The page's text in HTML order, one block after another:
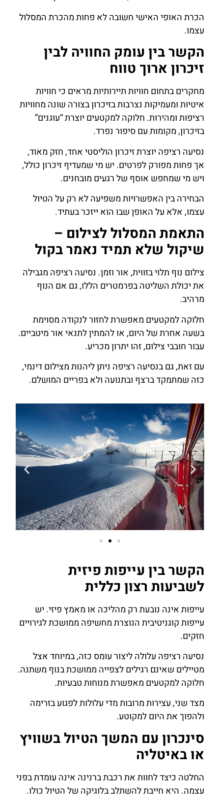
הכרת האופי האישי חשובה לא פחות מהכרת המסלול
עצמו.
הקשר בין עומק החוויה לבין
זיכרון ארוך טווח
מחקרים בתחום חוויות תיירותיות מראים כי חוויות
איטיות ומעמיקות נצרבות בזיכרון בצורה שונה מחוויות
רציפות ומהירות. חלוקה למקטעים יוצרת “עוגנים”
בזיכרון, מקומות עם סיפור נפרד.
נסיעה רציפה יוצרת זיכרון הוליסטי אחד, חזק מאוד,
אך פחות מפורק לפרטים. יש מי שמעדיף זיכרון כולל,
ויש מי שמחפש אוסף של רגעים מובחנים.
הבחירה בין האפשרויות משפיעה לא רק על הטיול
עצמו, אלא על האופן שבו הוא ייזכר בעתיד.
התאמת המסלול לצילום –
שיקול שלא תמיד נאמר בקול
צילום נוף תלוי בזווית, אור וזמן. נסיעה רציפה מגבילה
את יכולת השליטה בפרמטרים הללו, גם אם הנוף
מרהיב.
חלוקה למקטעים מאפשרת לחזור לנקודה מסוימת
בשעה אחרת של היום, או להמתין לתנאי אור מיטביים.
עבור חובבי צילום, זהו יתרון מכריע.
עם זאת, גם בנסיעה רציפה ניתן ליהנות מצילום דינמי,
כזה שמתמקד ברצף ובתנועה ולא בפריים המושלם.
הקשר בין עייפות פיזית
לשביעות רצון כללית
עייפות אינה נובעת רק מהליכה או מאמץ פיזי. יש
עייפות קוגניטיבית הנוצרת מחשיפה ממושכת לגירויים
חזקים.
נסיעה רציפה עלולה ליצור עומס כזה, במיוחד אצל
מטיילים שאינם רגילים לצפייה ממושכת בנוף משתנה.
חלוקה למקטעים מאפשרת מנוחות טבעיות.
מצד שני, עצירות מרובות מדי עלולות לפגוע בזרימה
ולהפוך את היום למקוטע.
סינכרון עם המשך הטיול בשוויץ
או באיטליה
החלטה כיצד לחוות את רכבת ברנינה אינה עומדת בפני
עצמה. היא חייבת להשתלב בלוגיקה של הטיול כולו.